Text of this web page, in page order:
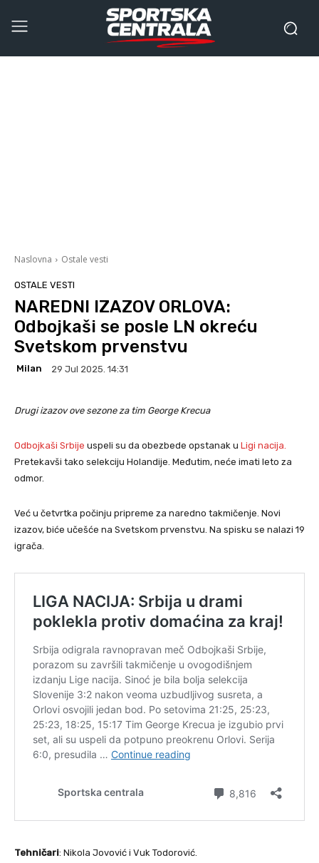
Naslovna Ostale vesti
OSTALE VESTI
NAREDNI IZAZOV ORLOVA:
Odbojkaši se posle LN okreću
Svetskom prvenstvu
Milan 29 Jul 2025. 14:31
Drugi izazov ove sezone za tim George Krecua
Odbojkaši Srbije uspeli su da obezbede opstanak u Ligi nacija.
Pretekavši tako selekciju Holandije. Međutim, neće imati leto za
odmor.
Već u četvrtka počinju pripreme za naredno takmičenje. Novi
izazov, biće učešće na Svetskom prvenstvu. Na spisku se nalazi 19
igrača.
Tehničari: Nikola Jovović i Vuk Todorović.